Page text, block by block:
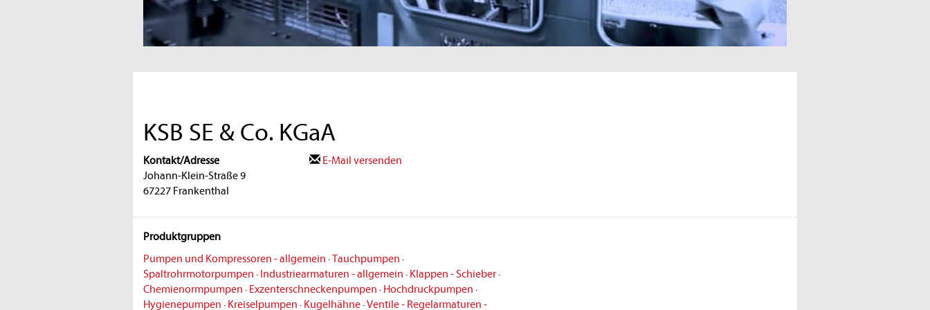
KSB SE & Co. KGaA
Kontakt/Adresse
Johann-Klein-Straße 9
67227 Frankenthal
E-Mail versenden
Produktgruppen
Pumpen und Kompressoren - allgemein ·Tauchpumpen ·
Spaltrohrmotorpumpen · Industriearmaturen - allgemein · Klappen - Schieber·
Chemienormpumpen · Exzenterschneckenpumpen · Hochdruckpumpen ·
Hygienepumpen · Kreiselpumpen · Kugelhähne·Ventile - Regelarmaturen -